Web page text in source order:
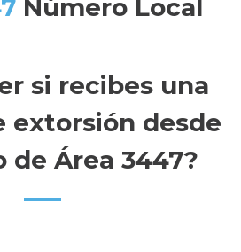
Número Local
si recibes una
extorsión desde
de Área 3447?